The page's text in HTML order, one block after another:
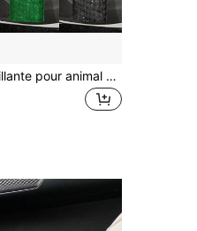
Poubelle brillante pour animal de compagnie, boîte de rangement d'accessoires de voiture, poubelle de voiture carrée pressée avec décoration de diamants brillants